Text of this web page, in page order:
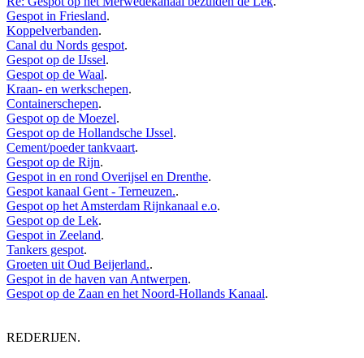
Gespot in Friesland.
Koppelverbanden.
Canal du Nords gespot.
Gespot op de IJssel.
Gespot op de Waal.
Kraan- en werkschepen.
Containerschepen.
Gespot op de Moezel.
Gespot op de Hollandsche IJssel.
Cement/poeder tankvaart.
Gespot op de Rijn.
Gespot in en rond Overijsel en Drenthe.
Gespot kanaal Gent - Terneuzen..
Gespot op het Amsterdam Rijnkanaal e.o.
Gespot op de Lek.
Gespot in Zeeland.
Tankers gespot.
Groeten uit Oud Beijerland..
Gespot in de haven van Antwerpen.
Gespot op de Zaan en het Noord-Hollands Kanaal.
REDERIJEN.